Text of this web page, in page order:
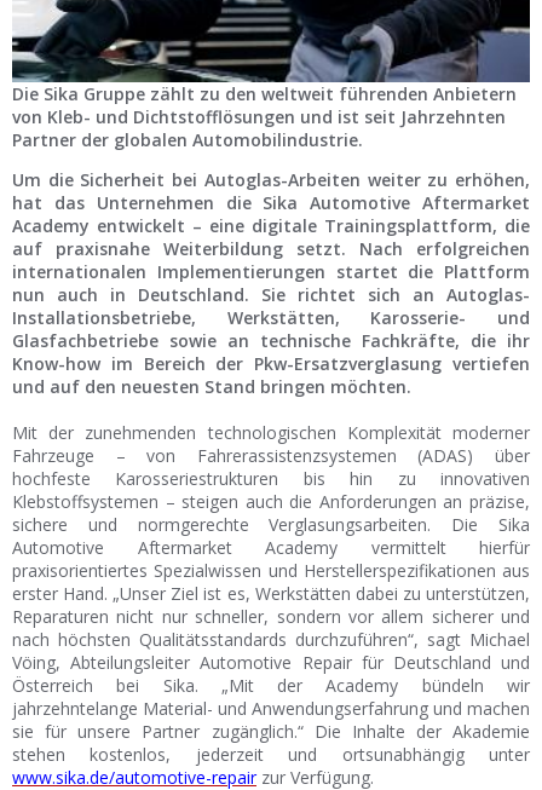
Die Sika Gruppe zählt zu den weltweit führenden Anbietern
von Kleb- und Dichtstofflösungen und ist seit Jahrzehnten
Partner der globalen Automobilindustrie.
Um die Sicherheit bei Autoglas-Arbeiten weiter zu erhöhen,
hat das Unternehmen die Sika Automotive Aftermarket
Academy entwickelt – eine digitale Trainingsplattform, die
auf praxisnahe Weiterbildung setzt. Nach erfolgreichen
internationalen Implementierungen startet die Plattform
nun auch in Deutschland. Sie richtet sich an Autoglas-
Installationsbetriebe, Werkstätten, Karosserie- und
Glasfachbetriebe sowie an technische Fachkräfte, die ihr
Know-how im Bereich der Pkw-Ersatzverglasung vertiefen
und auf den neuesten Stand bringen möchten.
Mit der zunehmenden technologischen Komplexität moderner
Fahrzeuge – von Fahrerassistenzsystemen (ADAS) über
hochfeste Karosseriestrukturen bis hin zu innovativen
Klebstoffsystemen – steigen auch die Anforderungen an präzise,
sichere und normgerechte Verglasungsarbeiten. Die Sika
Automotive Aftermarket Academy vermittelt hierfür
praxisorientiertes Spezialwissen und Herstellerspezifikationen aus
erster Hand. „Unser Ziel ist es, Werkstätten dabei zu unterstützen,
Reparaturen nicht nur schneller, sondern vor allem sicherer und
nach höchsten Qualitätsstandards durchzuführen“, sagt Michael
Vöing, Abteilungsleiter Automotive Repair für Deutschland und
Österreich bei Sika. „Mit der Academy bündeln wir
jahrzehntelange Material- und Anwendungserfahrung und machen
sie für unsere Partner zugänglich.“ Die Inhalte der Akademie
stehen kostenlos, jederzeit und ortsunabhängig unter
www.sika.de/automotive-repairzur Verfügung.